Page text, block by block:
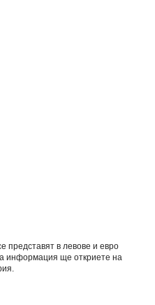
представят в левове и евро
информация ще откриете на